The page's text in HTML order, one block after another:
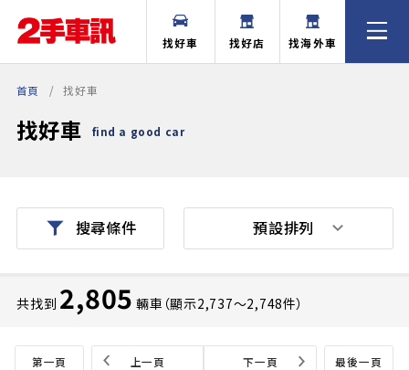
找好車 找好店 找海外車
首頁 找好車
找好車 find a good car
搜尋條件
共找到 2,805 輛車（顯示2,737〜2,748件）
第一頁 最後一頁
上一頁 下一頁
預設排列